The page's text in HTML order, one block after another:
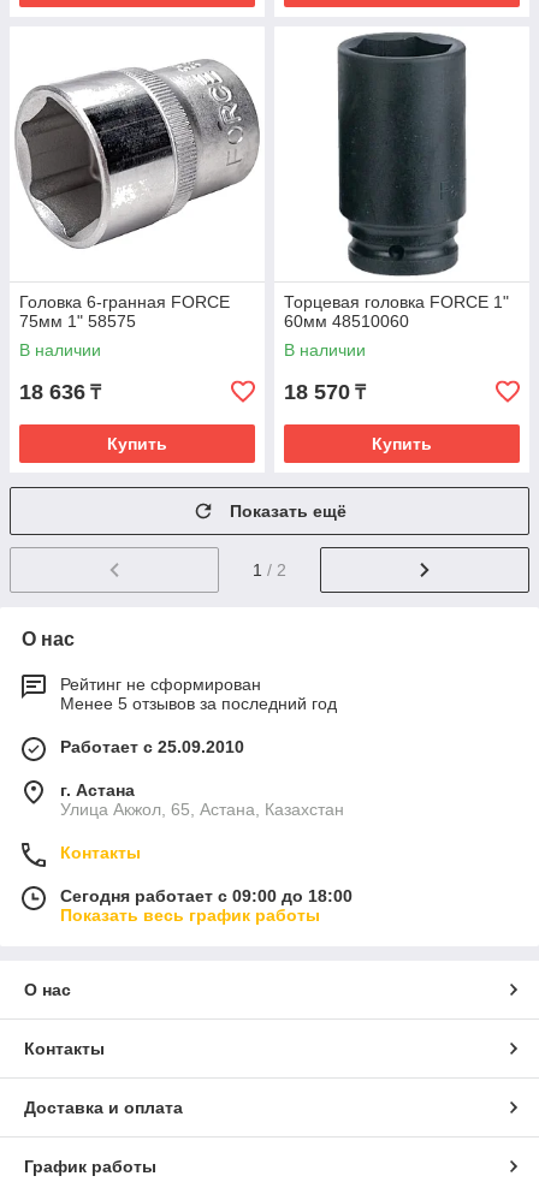
Головка 6-гранная FORCE
75мм 1" 58575
В наличии
18 636 ₸
Купить
Торцевая головка FORCE 1"
60мм 48510060
В наличии
18 570 ₸
Купить
Показать ещё
1 / 2
О нас
Рейтинг не сформирован
Менее 5 отзывов за последний год
Работает с 25.09.2010
г. Астана
Улица Акжол, 65, Астана, Казахстан
Контакты
Сегодня работает с 09:00 до 18:00
Показать весь график работы
О нас
Контакты
Доставка и оплата
График работы